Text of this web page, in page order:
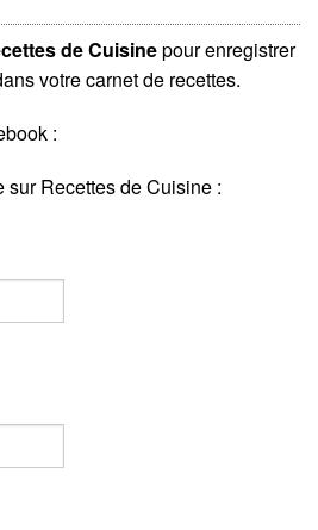
de Cuisinepour enregistrer
votre carnet de recettes.
:
sur Recettes de Cuisine :